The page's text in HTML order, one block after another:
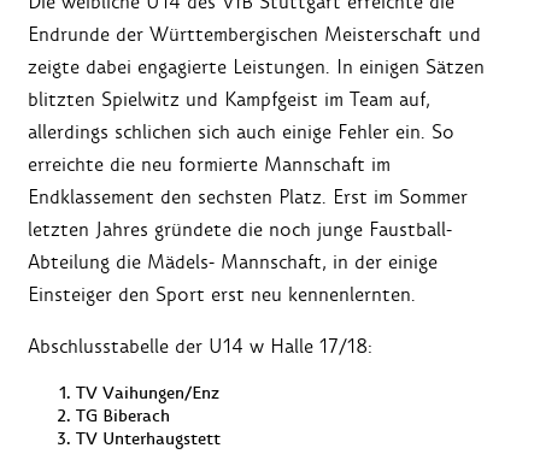
Endrunde der Württembergischen Meisterschaft und
zeigte dabei engagierte Leistungen. In einigen Sätzen
blitzten Spielwitz und Kampfgeist im Team auf,
allerdings schlichen sich auch einige Fehler ein. So
erreichte die neu formierte Mannschaft im
Endklassement den sechsten Platz. Erst im Sommer
letzten Jahres gründete die noch junge Faustball-
Abteilung die Mädels- Mannschaft, in der einige
Einsteiger den Sport erst neu kennenlernten.
Abschlusstabelle der U14 w Halle 17/18:
TV Vaihungen/Enz
TG Biberach
TV Unterhaugstett